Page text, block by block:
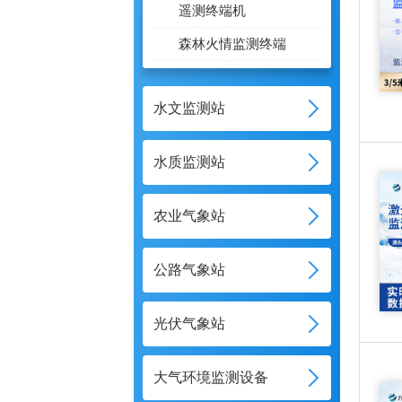
遥测终端机
森林火情监测终端
水文监测站
水质监测站
农业气象站
公路气象站
光伏气象站
大气环境监测设备